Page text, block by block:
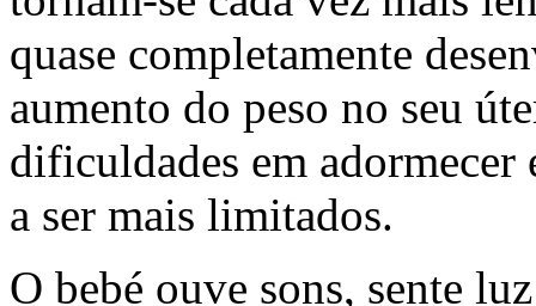
quase completamente
aumento do peso no seu
dificuldades em adormecer
a ser mais limitados.
O bebé ouve sons, sente